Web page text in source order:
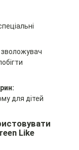
для дітей
Like